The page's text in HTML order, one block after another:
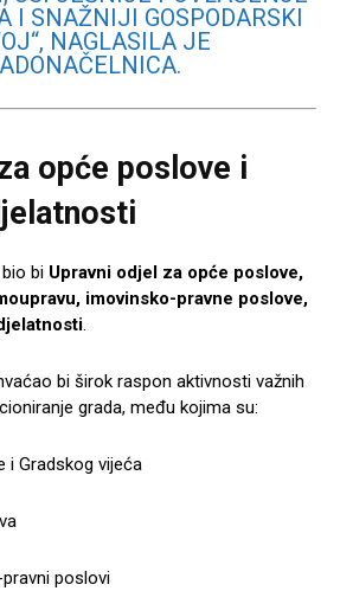
I SNAŽNIJI GOSPODARSKI
NAGLASILA JE
opće poslove i
bi Upravni odjel za opće poslove,
imovinsko-pravne poslove,
.
bi širok raspon aktivnosti važnih
grada, među kojima su:
i Gradskog vijeća
poslovi